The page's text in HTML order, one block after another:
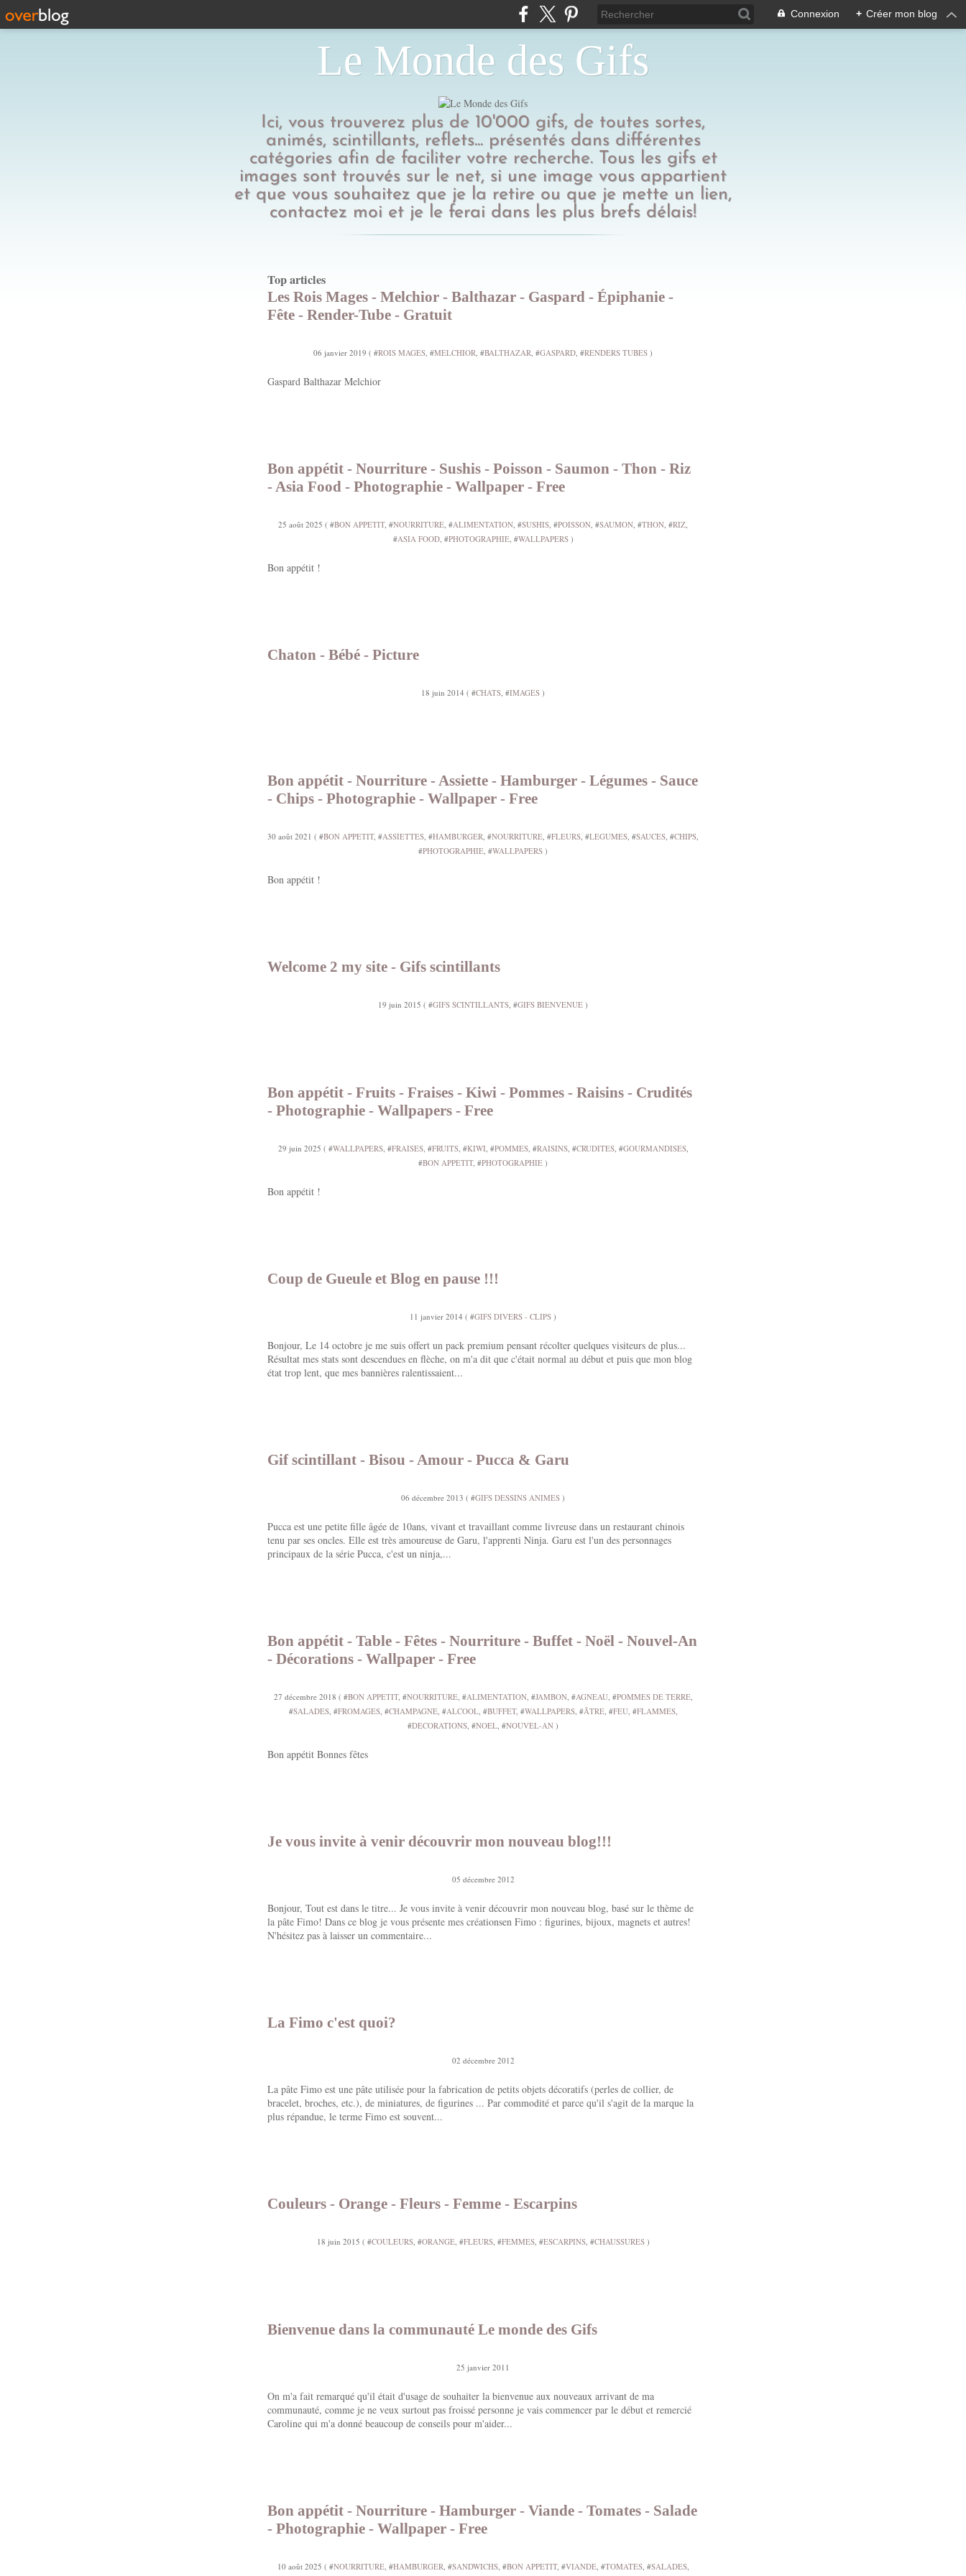
Connexion + Créer mon blog
Le Monde des Gifs
Ici, vous trouverez plus de 10'000 gifs, de toutes sortes,
animés, scintillants, reflets... présentés dans différentes
catégories afin de faciliter votre recherche. Tous les gifs et
images sont trouvés sur le net, si une image vous appartient
et que vous souhaitez que je la retire ou que je mette un lien,
contactez moi et je le ferai dans les plus brefs délais!
Top articles
Les Rois Mages - Melchior - Balthazar - Gaspard - Épiphanie -
Fête - Render-Tube - Gratuit
06 janvier 2019 ( #ROIS MAGES, #MELCHIOR, #BALTHAZAR, #GASPARD, #RENDERS TUBES )
Gaspard Balthazar Melchior
Bon appétit - Nourriture - Sushis - Poisson - Saumon - Thon - Riz
- Asia Food - Photographie - Wallpaper - Free
25 août 2025 ( #BON APPETIT, #NOURRITURE, #ALIMENTATION, #SUSHIS, #POISSON, #SAUMON, #THON, #RIZ,
#ASIA FOOD, #PHOTOGRAPHIE, #WALLPAPERS)
Bon appétit !
Chaton - Bébé - Picture
18 juin 2014 ( #CHATS, #IMAGES )
Bon appétit - Nourriture - Assiette - Hamburger - Légumes - Sauce
- Chips - Photographie - Wallpaper - Free
30 août 2021 ( #BON APPETIT, #ASSIETTES, #HAMBURGER, #NOURRITURE, #FLEURS, #LEGUMES, #SAUCES, #CHIPS,
#PHOTOGRAPHIE, #WALLPAPERS )
Bon appétit !
Welcome 2 my site - Gifs scintillants
19 juin 2015 ( #GIFS SCINTILLANTS, #GIFS BIENVENUE )
Bon appétit - Fruits - Fraises - Kiwi - Pommes - Raisins - Crudités
- Photographie - Wallpapers - Free
29 juin 2025 ( #WALLPAPERS, #FRAISES, #FRUITS, #KIWI, #POMMES, #RAISINS, #CRUDITES, #GOURMANDISES,
#BON APPETIT, #PHOTOGRAPHIE )
Bon appétit !
Coup de Gueule et Blog en pause !!!
11 janvier 2014 ( #GIFS DIVERS - CLIPS )
Bonjour, Le 14 octobre je me suis offert un pack premium pensant récolter quelques visiteurs de plus...
Résultat mes stats sont descendues en flèche, on m'a dit que c'était normal au début et puis que mon blog
état trop lent, que mes bannières ralentissaient...
Gif scintillant - Bisou - Amour - Pucca & Garu
06 décembre 2013 ( #GIFS DESSINS ANIMES )
Pucca est une petite fille âgée de 10ans, vivant et travaillant comme livreuse dans un restaurant chinois
tenu par ses oncles. Elle est très amoureuse de Garu, l'apprenti Ninja. Garu est l'un des personnages
principaux de la série Pucca, c'est un ninja,...
Bon appétit - Table - Fêtes - Nourriture - Buffet - Noël - Nouvel-An
- Décorations - Wallpaper - Free
27 décembre 2018 ( #BON APPETIT, #NOURRITURE, #ALIMENTATION, #JAMBON, #AGNEAU, #POMMES DE TERRE,
#SALADES, #FROMAGES, #CHAMPAGNE, #ALCOOL, #BUFFET, #WALLPAPERS, #ÂTRE, #FEU, #FLAMMES,
#DECORATIONS, #NOEL, #NOUVEL-AN )
Bon appétit Bonnes fêtes
Je vous invite à venir découvrir mon nouveau blog!!!
05 décembre 2012
Bonjour, Tout est dans le titre... Je vous invite à venir découvrir mon nouveau blog, basé sur le thème de
la pâte Fimo! Dans ce blog je vous présente mes créationsen Fimo : figurines, bijoux, magnets et autres!
N'hésitez pas à laisser un commentaire...
La Fimo c'est quoi?
02 décembre 2012
La pâte Fimo est une pâte utilisée pour la fabrication de petits objets décoratifs (perles de collier, de
bracelet, broches, etc.), de miniatures, de figurines ... Par commodité et parce qu'il s'agit de la marque la
plus répandue, le terme Fimo est souvent...
Couleurs - Orange - Fleurs - Femme - Escarpins
18 juin 2015 ( #COULEURS, #ORANGE, #FLEURS, #FEMMES, #ESCARPINS, #CHAUSSURES)
Bienvenue dans la communauté Le monde des Gifs
25 janvier 2011
On m'a fait remarqué qu'il était d'usage de souhaiter la bienvenue aux nouveaux arrivant de ma
communauté, comme je ne veux surtout pas froissé personne je vais commencer par le début et remercié
Caroline qui m'a donné beaucoup de conseils pour m'aider...
Bon appétit - Nourriture - Hamburger - Viande - Tomates - Salade
- Photographie - Wallpaper - Free
10 août 2025 ( #NOURRITURE, #HAMBURGER, #SANDWICHS, #BON APPETIT, #VIANDE, #TOMATES, #SALADES,